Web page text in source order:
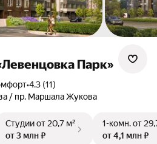
Парк»
•4.3 (11)
/ пр. Маршала Жукова
Студииот 20,7 м²
от 3 млн ₽
1-комн.от
от 4,1 млн ₽